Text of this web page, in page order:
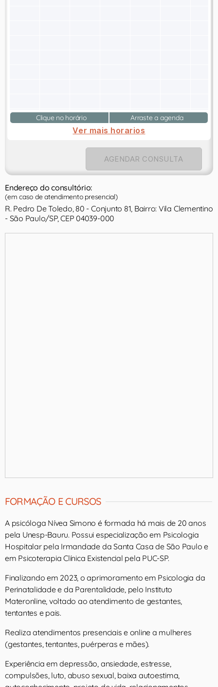
Clique no horário Arraste a agenda
Ver mais horarios
AGENDAR CONSULTA
Endereço do consultório:
(em caso de atendimento presencial)
R. Pedro De Toledo, 80 - Conjunto 81, Bairro: Vila Clementino
- São Paulo/SP, CEP 04039-000
FORMAÇÃO E CURSOS
A psicóloga Nívea Simono é formada há mais de 20 anos
pela Unesp-Bauru. Possui especialização em Psicologia
Hospitalar pela Irmandade da Santa Casa de São Paulo e
em Psicoterapia Clínica Existencial pela PUC-SP.
Finalizando em 2023, o aprimoramento em Psicologia da
Perinatalidade e da Parentalidade, pelo Instituto
Materonline, voltado ao atendimento de gestantes,
tentantes e pais.
Realiza atendimentos presenciais e online a mulheres
(gestantes, tentantes, puérperas e mães).
Experiência em depressão, ansiedade, estresse,
compulsões, luto, abuso sexual, baixa autoestima,